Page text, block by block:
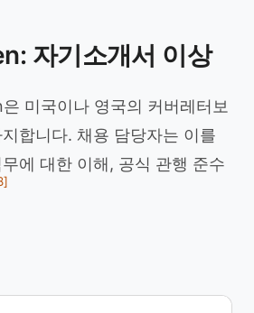
자기소개서 이상
미국이나 영국의 커버레터보
합니다. 채용 담당자는 이를
에 대한 이해, 공식 관행 준수